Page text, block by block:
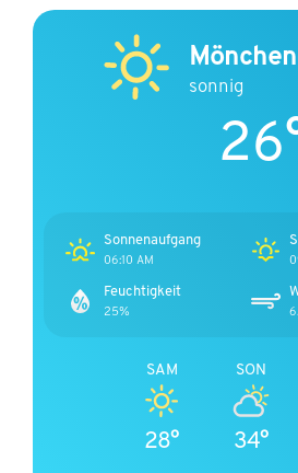
sonnig
Sonnenaufgang
06:10 AM
Feuchtigkeit
25%
SAM
28°
SON
34°